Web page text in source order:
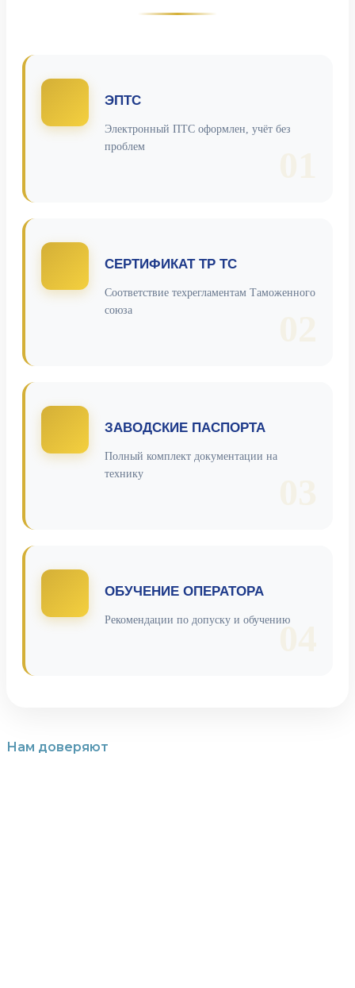
ЭПТС
Электронный ПТС оформлен, учёт без
проблем
СЕРТИФИКАТ ТР ТС
Соответствие техрегламентам Таможенного
союза
ЗАВОДСКИЕ ПАСПОРТА
Полный комплект документации на
технику
ОБУЧЕНИЕ ОПЕРАТОРА
Рекомендации по допуску и обучению
Нам доверяют